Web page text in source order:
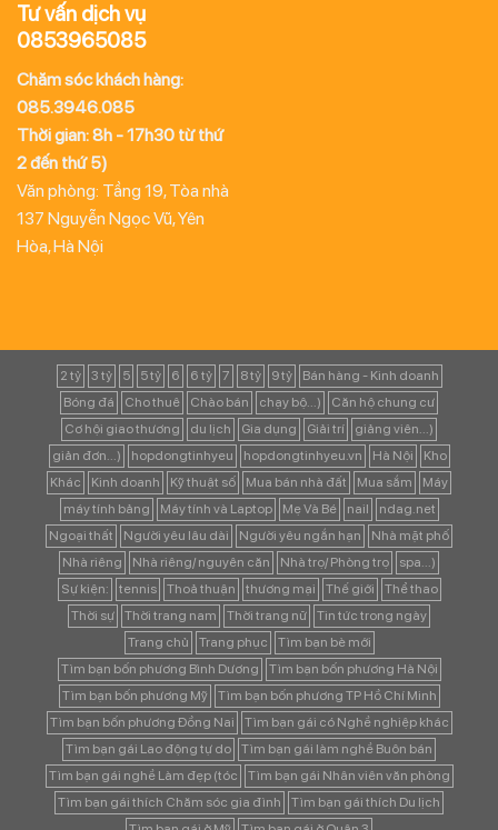
Tư vấn dịch vụ
0853965085
Chăm sóc khách hàng:
085.3946.085
Thời gian: 8h - 17h30 từ thứ
2 đến thứ 5)
Văn phòng: Tầng 19, Tòa nhà
137 Nguyễn Ngọc Vũ, Yên
Hòa, Hà Nội
2 tỷ 3 tỷ 5 5 tỷ 6 6 tỷ 7 8 tỷ 9 tỷ
Bán hàng - Kinh doanh
Bóng đá
Cho thuê Chào bán chạy bộ...)
Căn hộ chung cư
Cơ hội giao thương
du lịch Gia dụng Giải trí
giảng viên...)
giản đơn...)
hopdongtinhyeu hopdongtinhyeu.vn Hà Nội
Kho
Khác
Kinh doanh Kỹ thuật số Mua bán nhà đất Mua sắm
Máy
máy tính bảng
Máy tính và Laptop Mẹ Và Bé nail
ndag.net
Ngoại thất
Người yêu lâu dài Người yêu ngắn hạn
Nhà mặt phố
Nhà riêng
Nhà riêng/ nguyên căn Nhà trọ/ Phòng trọ
spa...)
Sự kiện:
tennis Thoả thuận thương mại Thế giới
Thể thao
Thời sự
Thời trang nam Thời trang nữ
Tin tức trong ngày
Trang chủ
Trang phục
Tìm bạn bè mới
Tìm bạn bốn phương Bình Dương
Tìm bạn bốn phương Hà Nội
Tìm bạn bốn phương Mỹ
Tìm bạn bốn phương TP Hồ Chí Minh
Tìm bạn bốn phương Đồng Nai
Tìm bạn gái có Nghề nghiệp khác
Tìm bạn gái Lao động tự do
Tìm bạn gái làm nghề Buôn bán
Tìm bạn gái nghề Làm đẹp (tóc
Tìm bạn gái Nhân viên văn phòng
Tìm bạn gái thích Chăm sóc gia đình
Tìm bạn gái thích Du lịch